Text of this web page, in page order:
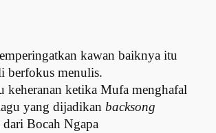
kawan baiknya itu
berfokus menulis.
keheranan ketika Mufa menghafal
yang dijadikanbacksong
Bocah Ngapa